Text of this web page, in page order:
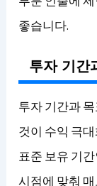
좋습니다.
투자 기간
투자 기간과
것이 수익 극
표준 보유 기
시점에 맞춰